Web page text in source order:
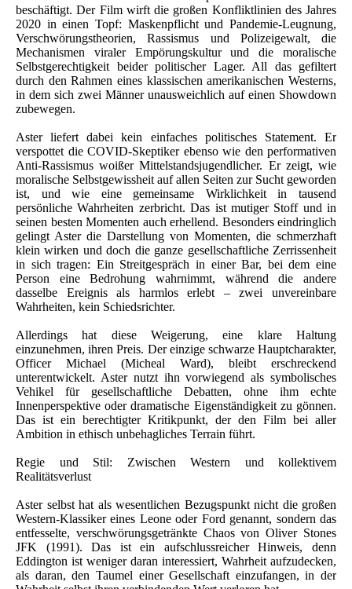
beschäftigt. Der Film wirft die großen Konfliktlinien des Jahres
2020 in einen Topf: Maskenpflicht und Pandemie-Leugnung,
Verschwörungstheorien, Rassismus und Polizeigewalt, die
Mechanismen viraler Empörungskultur und die moralische
Selbstgerechtigkeit beider politischer Lager. All das gefiltert
durch den Rahmen eines klassischen amerikanischen Westerns,
in dem sich zwei Männer unausweichlich auf einen Showdown
zubewegen.
Aster liefert dabei kein einfaches politisches Statement. Er
verspottet die COVID-Skeptiker ebenso wie den performativen
Anti-Rassismus woißer Mittelstandsjugendlicher. Er zeigt, wie
moralische Selbstgewissheit auf allen Seiten zur Sucht geworden
ist, und wie eine gemeinsame Wirklichkeit in tausend
persönliche Wahrheiten zerbricht. Das ist mutiger Stoff und in
seinen besten Momenten auch erhellend. Besonders eindringlich
gelingt Aster die Darstellung von Momenten, die schmerzhaft
klein wirken und doch die ganze gesellschaftliche Zerrissenheit
in sich tragen: Ein Streitgespräch in einer Bar, bei dem eine
Person eine Bedrohung wahrnimmt, während die andere
dasselbe Ereignis als harmlos erlebt – zwei unvereinbare
Wahrheiten, kein Schiedsrichter.
Allerdings hat diese Weigerung, eine klare Haltung
einzunehmen, ihren Preis. Der einzige schwarze Hauptcharakter,
Officer Michael (Micheal Ward), bleibt erschreckend
unterentwickelt. Aster nutzt ihn vorwiegend als symbolisches
Vehikel für gesellschaftliche Debatten, ohne ihm echte
Innenperspektive oder dramatische Eigenständigkeit zu gönnen.
Das ist ein berechtigter Kritikpunkt, der den Film bei aller
Ambition in ethisch unbehagliches Terrain führt.
Regie und Stil: Zwischen Western und kollektivem
Realitätsverlust
Aster selbst hat als wesentlichen Bezugspunkt nicht die großen
Western-Klassiker eines Leone oder Ford genannt, sondern das
entfesselte, verschwörungsgetränkte Chaos von Oliver Stones
JFK (1991). Das ist ein aufschlussreicher Hinweis, denn
Eddington ist weniger daran interessiert, Wahrheit aufzudecken,
als daran, den Taumel einer Gesellschaft einzufangen, in der